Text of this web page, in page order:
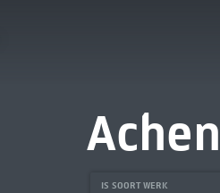
IS SOORT WERK